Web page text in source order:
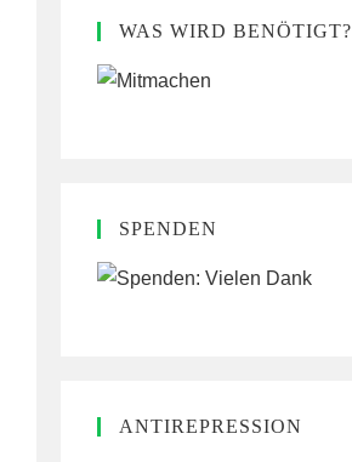
WAS WIRD BENÖTIGT?
SPENDEN
ANTIREPRESSION